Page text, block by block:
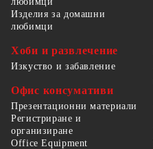
Изделия за домашни
любимци
Хоби и развлечение
Изкуство и забавление
Офис консумативи
Презентационни материали
Регистриране и
организиране
Office Equipment